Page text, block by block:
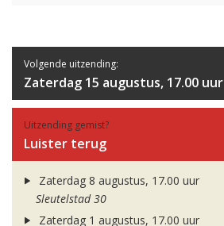
Volgende uitzending:
Zaterdag 15 augustus, 17.00 uur
Uitzending gemist?
Luister terug
Zaterdag 8 augustus, 17.00 uur
Sleutelstad 30
Zaterdag 1 augustus, 17.00 uur